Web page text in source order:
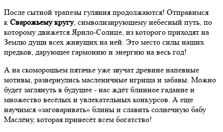
После сытной трапезы гуляния продолжаются! Отправимся
к Сварожьему кругу, символизирующему небесный путь, по
которому движется Ярило-Солнце, из которого приходят на
Землю души всех живущих на ней. Это место силы наших
предков, дарующее гармонию и энергию на весь год!
А на скоморошьем пятачке уже звучат древние напевные
мотивы, развернулись масленичные игрища и забавы. Можно
будет заглянуть в будущее - нас ждёт блинное гадание и
множество весёлых и увлекательных конкурсов. А еще
научимся «заговаривать» блины и славить солнечную бабу
Маслёну, которая принесёт всем богатство!